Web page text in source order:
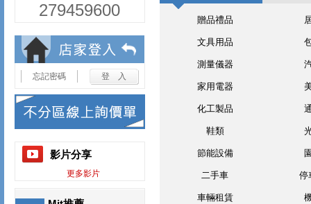
279459600
忘記密碼
影片分享
更多影片
贈品禮品
文具用品
測量儀器
家用電器
化工製品
鞋類
節能設備
二手車 停
車輛租賃